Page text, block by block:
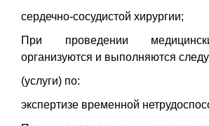
сердечно-сосудистой хирургии;
При проведении
организуются и выполняются
(услуги) по:
экспертизе временной